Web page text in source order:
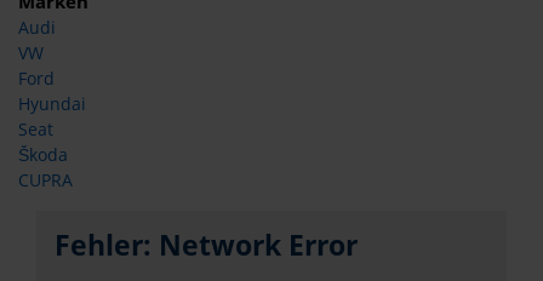
Audi
VW
Ford
Hyundai
Seat
Škoda
CUPRA
Fehler: Network Error